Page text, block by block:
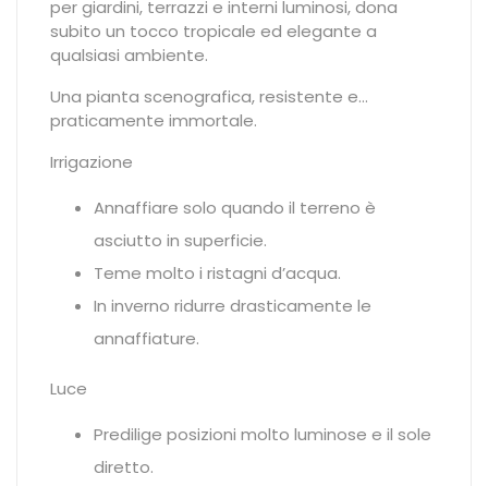
per giardini, terrazzi e interni luminosi, dona
subito un tocco tropicale ed elegante a
qualsiasi ambiente.
Una pianta scenografica, resistente e…
praticamente immortale.
Irrigazione
Annaffiare solo quando il terreno è
asciutto in superficie.
Teme molto i ristagni d’acqua.
In inverno ridurre drasticamente le
annaffiature.
Luce
Predilige posizioni molto luminose e il sole
diretto.